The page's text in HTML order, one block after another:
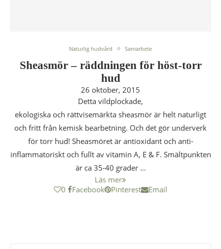
Naturlig hudvård Samarbete
Sheasmör – räddningen för höst-torr
hud
26 oktober, 2015
Detta vildplockade,
ekologiska och rättvisemärkta sheasmör är helt naturligt
och fritt från kemisk bearbetning. Och det gör underverk
för torr hud! Sheasmöret är antioxidant och anti-
inflammatoriskt och fullt av vitamin A, E & F. Smältpunkten
är ca 35-40 grader …
Läs mer
0
Facebook Pinterest Email